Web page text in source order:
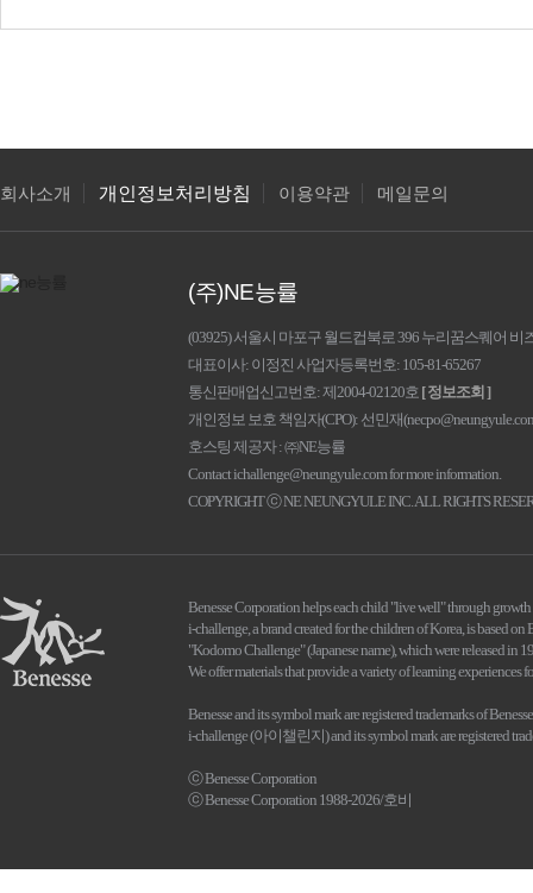
회사소개 개인정보처리방침 이용약관 메일문의
(주)NE능률
(03925) 서울시 마포구 월드컵북로 396 누리꿈스퀘어 비
대표이사 이정진 사업자등록번호 105-81-65267
통신판매업신고번호 제2004-02120호 [ 정보조회 ]
개인정보 보호 책임자(CPO): 선민재(
호스팅 제공자 : ㈜NE능률
Contactichallenge@neungyule.comfor more information.
COPYRIGHT ⓒ NE NEUNGYULE INC. ALL RIGHTS
Benesse Corporation helps each child "live well" through
i-challenge, a brand created for the children of Korea, is based
"Kodomo Challenge" (Japanese name), which were released in
We offer materials that provide a variety of learning experiences
Benesse and its symbol mark are registered trademarks of
i-challenge (아이챌린지) and its symbol mark are registered
ⓒ Benesse Corporation
ⓒ Benesse Corporation 1988-2026/호비